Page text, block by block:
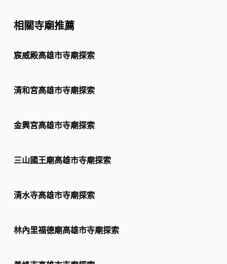
相關寺廟推薦
宸威殿高雄市寺廟探索
清和宮高雄市寺廟探索
金興宮高雄市寺廟探索
三山國王廟高雄市寺廟探索
清水寺高雄市寺廟探索
林內里福德廟高雄市寺廟探索